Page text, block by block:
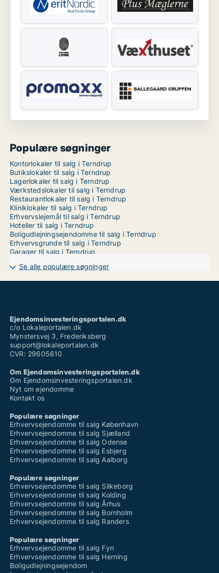
Populære søgninger
Kontorlokaler til salg i Terndrup
Butikslokaler til salg i Terndrup
Lagerlokaler til salg i Terndrup
Værkstedslokaler til salg i Terndrup
Restaurantlokaler til salg i Terndrup
Kliniklokaler til salg i Terndrup
Erhvervslejemål til salg i Terndrup
Hoteller til salg i Terndrup
Boligudlejningsejendomme til salg i Terndrup
Erhvervsgrunde til salg i Terndrup
Garager til salg i Terndrup
Se alle populære søgninger
Ejendomsinvesteringsportalen.dk
c/o Lokaleportalen.dk
Mynstersvej 3, Frederiksberg
support@lokaleportalen.dk
CVR: 29605610
Om Ejendomsinvesteringsportalen.dk
Om Ejendomsinvesteringsportalen.dk
Nyt om ejendomme
Kontakt os
Populære søgninger
Erhvervsejendomme til salg København
Erhvervsejendomme til salg Sjælland
Erhvervsejendomme til salg Odense
Erhvervsejendomme til salg Esbjerg
Erhvervsejendomme til salg Aalborg
Populære søgninger
Erhvervsejendomme til salg Silkeborg
Erhvervsejendomme til salg Kolding
Erhvervsejendomme til salg Århus
Erhvervsejendomme til salg Bornholm
Erhvervsejendomme til salg Randers
Populære søgninger
Erhvervsejendomme til salg Fyn
Erhvervsejendomme til salg Herning
Boligudlejningsejendom